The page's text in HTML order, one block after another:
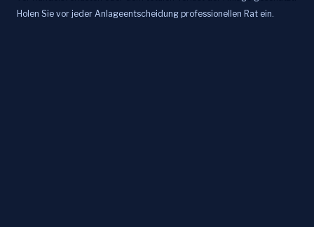
Holen Sie vor jeder Anlageentscheidung professionellen Rat ein.